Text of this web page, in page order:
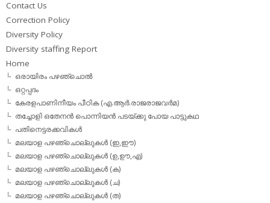
Contact Us
Correction Policy
Diversity Policy
Diversity staffing Report
Home
ഒരായിരം പഴഞ്ചൊല്‍
ഒറ്റപ്പദം
കേരളപാണിനീയം പീഠിക (എ.ആര്‍.രാജരാജവര്‍മ)
തച്ചോളി ഒതേനൻ പൊന്നിയൻ പടയ്‌ക്കു പോയ പാട്ടുകഥ
പതിനെട്ടരക്കവികള്‍
മലയാള പഴഞ്ചൊല്ലുകള്‍ (ഇ,ഈ)
മലയാള പഴഞ്ചൊല്ലുകള്‍ (ഉ,ഊ,എ)
മലയാള പഴഞ്ചൊല്ലുകള്‍ (ക)
മലയാള പഴഞ്ചൊല്ലുകള്‍ (ച)
മലയാള പഴഞ്ചൊല്ലുകള്‍ (ത)